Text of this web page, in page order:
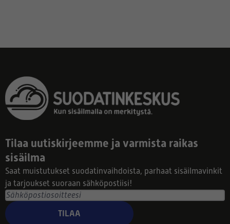
Tilaa uutiskirjeemme ja varmista raikas
sisäilma
Saat muistutukset suodatinvaihdoista, parhaat sisäilmavinkit
ja tarjoukset suoraan sähköpostiisi!
TILAA